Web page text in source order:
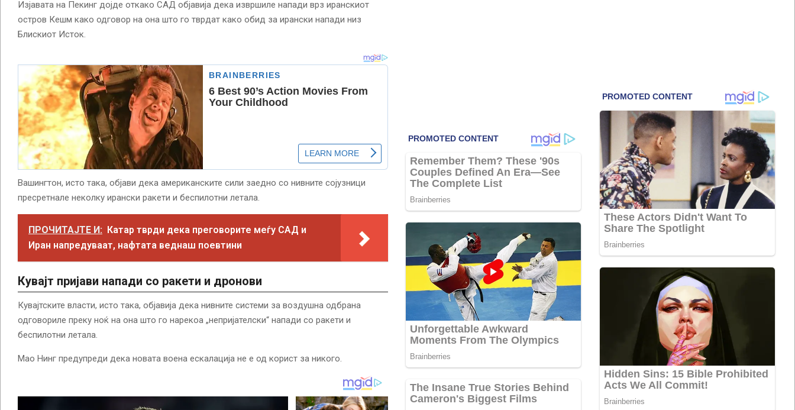
Изјавата на Пекинг дојде откако САД објавија дека извршиле напади врз иранскиот
остров Кешм како одговор на она што го тврдат како обид за ирански напади низ
Блискиот Исток.
Вашингтон, исто така, објави дека американските сили заедно со нивните сојузници
пресретнале неколку ирански ракети и беспилотни летала.
ПРОЧИТАЈТЕ И: Катар тврди дека преговорите меѓу САД и
Иран напредуваат, нафтата веднаш поевтини
Кувајт пријави напади со ракети и дронови
Кувајтските власти, исто така, објавија дека нивните системи за воздушна одбрана
одговориле преку ноќ на она што го нарекоа „непријателски“ напади со ракети и
беспилотни летала.
Мао Нинг предупреди дека новата воена ескалација не е од корист за никого.